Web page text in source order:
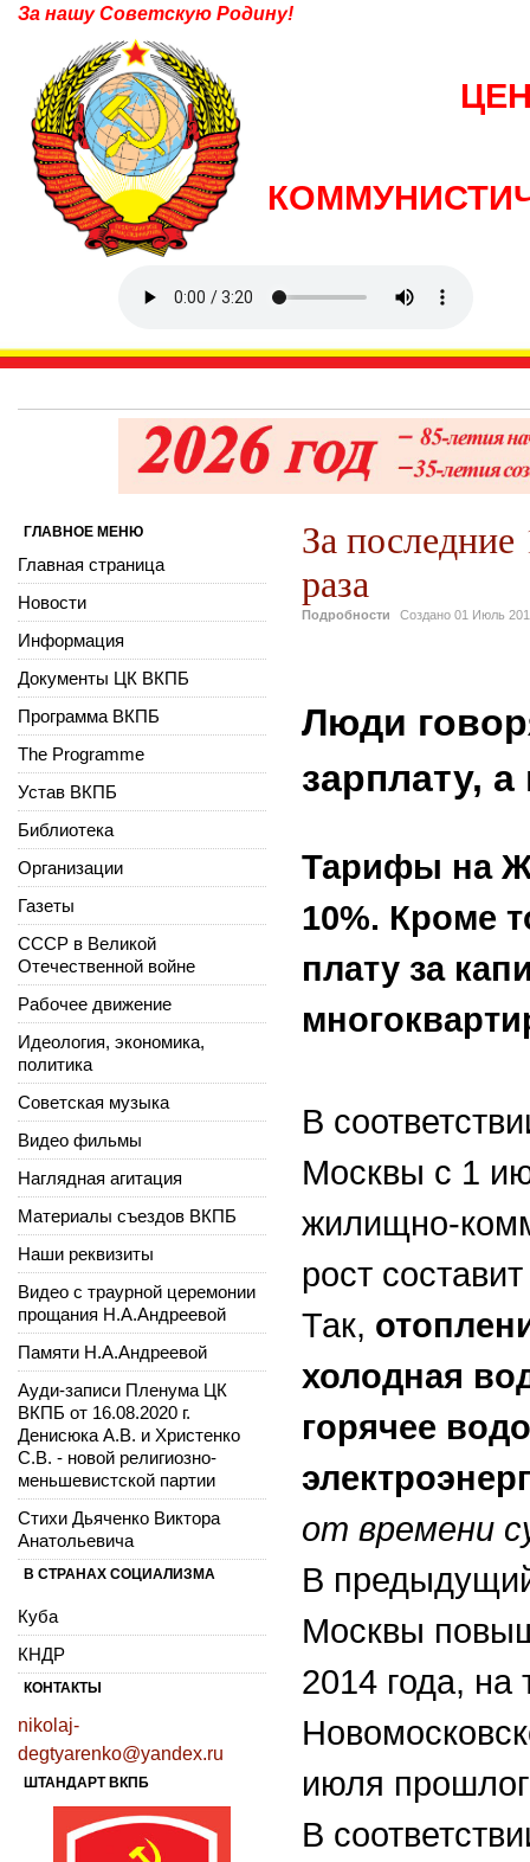
За нашу Советскую Родину!
За
раза
Подробности Создано 01 Июль
Люди
зарплату,
Тарифы на
10%. Кроме
плату за
В
Москвы с 1
жилищно-
рост
Так,
холодная
горячее
от времени
В
Москвы
2014 года, на
июля
В
ГЛАВНОЕ МЕНЮ
Главная страница
Новости
Информация
Документы ЦК ВКПБ
Программа ВКПБ
The Programme
Устав ВКПБ
Библиотека
Организации
Газеты
СССР в Великой
Отечественной войне
Рабочее движение
Идеология, экономика,
политика
Советская музыка
Видео фильмы
Наглядная агитация
Материалы съездов ВКПБ
Наши реквизиты
Видео с траурной церемонии
прощания Н.А.Андреевой
Памяти Н.А.Андреевой
Ауди-записи Пленума ЦК
ВКПБ от 16.08.2020 г.
Денисюка А.В. и Христенко
С.В. - новой религиозно-
меньшевистской партии
Стихи Дьяченко Виктора
Анатольевича
В СТРАНАХ СОЦИАЛИЗМА
Куба
КНДР
КОНТАКТЫ
nikolaj-
degtyarenko@yandex.ru
ШТАНДАРТ ВКПБ